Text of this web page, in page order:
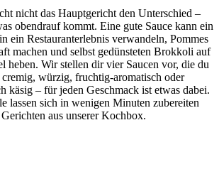
nicht das Hauptgericht den Unterschied –
obendrauf kommt. Eine gute Sauce kann ein
ein Restauranterlebnis verwandeln, Pommes
machen und selbst gedünsteten Brokkoli auf
heben. Wir stellen dir vier Saucen vor, die du
cremig, würzig, fruchtig-aromatisch oder
käsig – für jeden Geschmack ist etwas dabei.
lassen sich in wenigen Minuten zubereiten
aus unserer Kochbox.